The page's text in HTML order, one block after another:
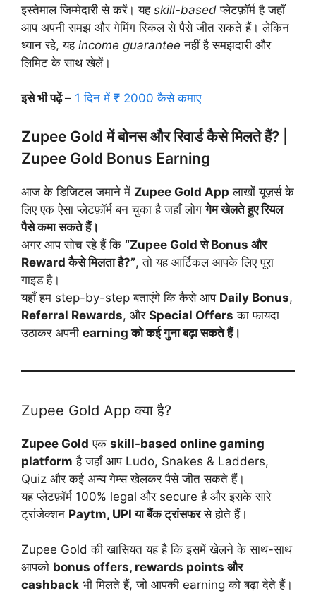
इस्तेमाल जिम्मेदारी से करें। यह skill-based प्लेटफ़ॉर्म है जहाँ
आप अपनी समझ और गेमिंग स्किल से पैसे जीत सकते हैं। लेकिन
ध्यान रहे, यह income guarantee नहीं है समझदारी और
लिमिट के साथ खेलें।
इसे भी पढ़ें – 1 दिन में ₹ 2000 कैसे कमाए
Zupee Gold में बोनस और रिवार्ड कैसे मिलते हैं? |
Zupee Gold Bonus Earning
आज के डिजिटल जमाने में Zupee Gold App लाखों यूज़र्स के
लिए एक ऐसा प्लेटफ़ॉर्म बन चुका है जहाँ लोगगेम खेलते हुए रियल
पैसे कमा सकते हैं।
अगर आप सोच रहे हैं कि “Zupee Gold से Bonus और
Reward कैसे मिलता है?”, तो यह आर्टिकल आपके लिए पूरा
गाइड है।
यहाँ हम step-by-step बताएंगे कि कैसे आप Daily Bonus,
Referral Rewards, और Special Offers का फायदा
उठाकर अपनी earning को कई गुना बढ़ा सकते हैं।
Zupee Gold App क्या है?
Zupee Gold एक skill-based online gaming
platform है जहाँ आप Ludo, Snakes & Ladders,
Quiz और कई अन्य गेम्स खेलकर पैसे जीत सकते हैं।
यह प्लेटफ़ॉर्म 100% legal और secure है और इसके सारे
ट्रांजेक्शन Paytm, UPI या बैंक ट्रांसफरसे होते हैं।
Zupee Gold की खासियत यह है कि इसमें खेलने के साथ-साथ
आपको bonus offers, rewards points और
cashback भी मिलते हैं, जो आपकी earning को बढ़ा देते हैं।